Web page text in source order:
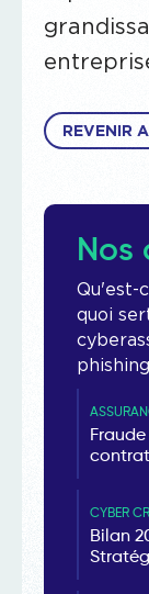
REVENIR
Nos
Qu'est-
quoi
CYBER
Bilan